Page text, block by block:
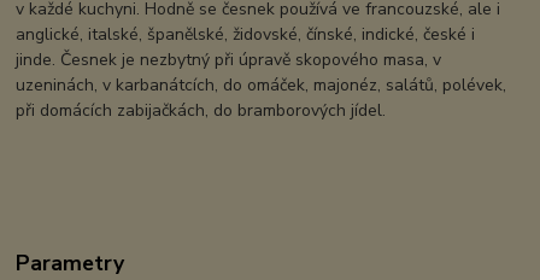
v každé kuchyni. Hodně se česnek používá ve francouzské, ale i
anglické, italské, španělské, židovské, čínské, indické, české i
jinde. Česnek je nezbytný při úpravě skopového masa, v
uzeninách, v karbanátcích, do omáček, majonéz, salátů, polévek,
při domácích zabijačkách, do bramborových jídel.
Parametry